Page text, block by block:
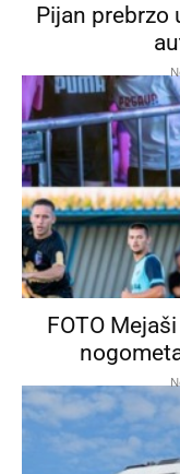
Pijan prebrzo
FOTO